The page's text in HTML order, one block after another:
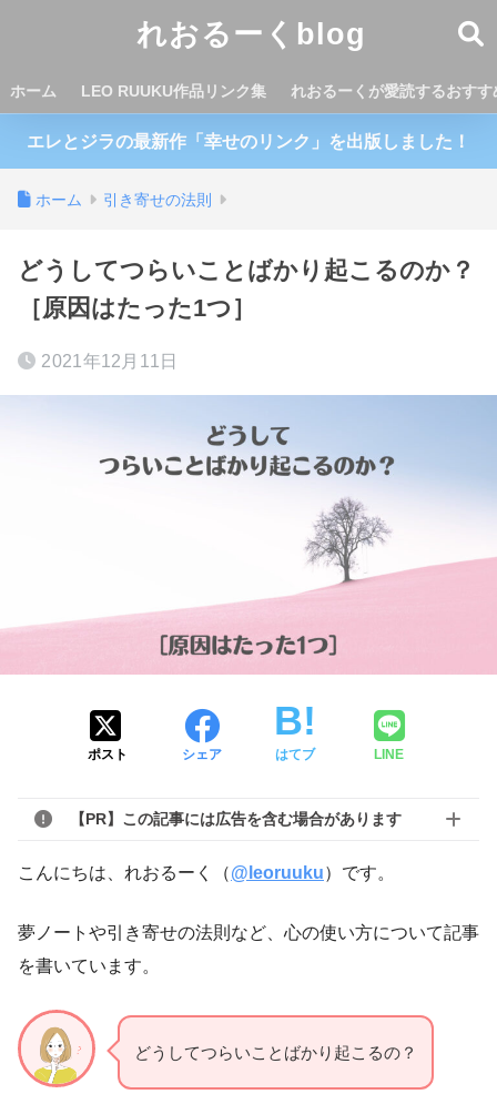
れおるーくblog
ホーム LEO RUUKU作品リンク集 れおるーくが愛読するおすす
エレとジラの最新作「幸せのリンク」を出版しました！
ホーム 引き寄せの法則
どうしてつらいことばかり起こるのか？
［原因はたった1つ］
2021年12月11日
ポスト シェア はてブ LINE
【PR】この記事には広告を含む場合があります
こんにちは、れおるーく（@leoruuku）です。
夢ノートや引き寄せの法則など、心の使い方について記事
を書いています。
どうしてつらいことばかり起こるの？